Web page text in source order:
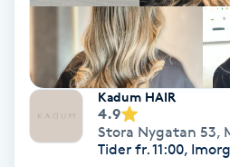
Personlig tränare
Picolaser
Piercing
Kadum HAIR
4.9
Stora Nygatan 53,
Tider fr. 11:00,